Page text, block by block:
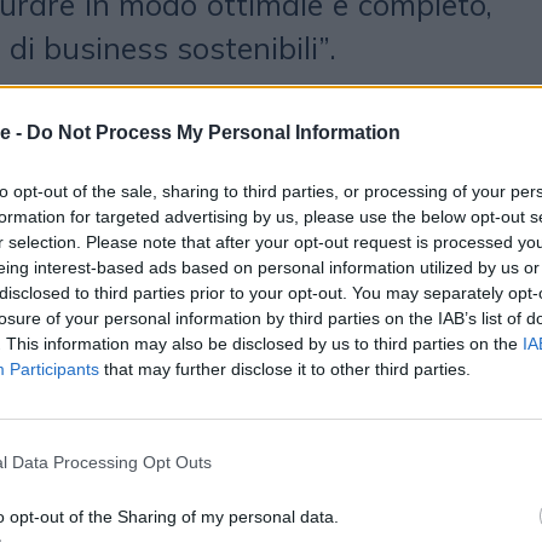
- Do Not Process My Personal Information
opt-out of the sale, sharing to third parties, or processing of your
for targeted advertising by us, please use the below opt-out
selection. Please note that after your opt-out request is processed
interest-based ads based on personal information utilized by us
to third parties prior to your opt-out. You may separately
of your personal information by third parties on the IAB’s list of
This information may also be disclosed by us to third parties on the
Participants that may further disclose it to other third parties.
Data Processing Opt Outs
opt-out of the Sharing of my personal data.
business sostenibili”.
fasi
Manager, il monitoraggio delle
e suddiviso secondo quattro
Distribution monitora l’impatto
media, comprendendo al
utilizzata dal publisher; l’Ad
delle emissioni prodotte dalle
dell’annuncio; la Creative
le emissioni ad essa associate,